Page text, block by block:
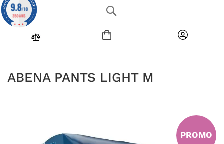
ABENA PANTS LIGHT M
PROMO
9.8/10
350 AVIS